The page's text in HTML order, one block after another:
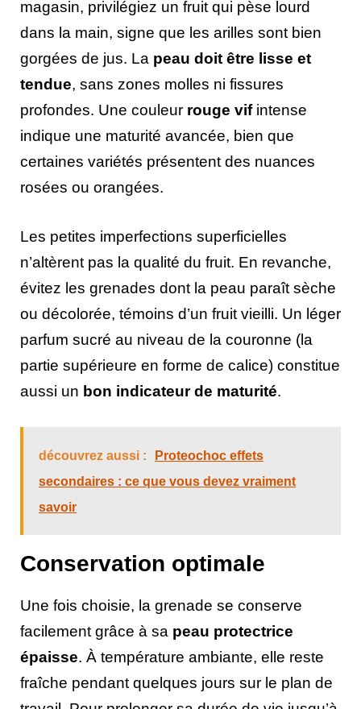
magasin, privilégiez un fruit qui pèse lourd
dans la main, signe que les arilles sont bien
gorgées de jus. La peau doit être lisse et
tendue, sans zones molles ni fissures
profondes. Une couleur rouge vifintense
indique une maturité avancée, bien que
certaines variétés présentent des nuances
rosées ou orangées.
Les petites imperfections superficielles
n’altèrent pas la qualité du fruit. En revanche,
évitez les grenades dont la peau paraît sèche
ou décolorée, témoins d’un fruit vieilli. Un léger
parfum sucré au niveau de la couronne (la
partie supérieure en forme de calice) constitue
aussi un bon indicateur de maturité.
découvrez aussi :
Proteochoc effets
secondaires : ce que vous devez vraiment
savoir
Conservation optimale
Une fois choisie, la grenade se conserve
facilement grâce à sa peau protectrice
épaisse. À température ambiante, elle reste
fraîche pendant quelques jours sur le plan de